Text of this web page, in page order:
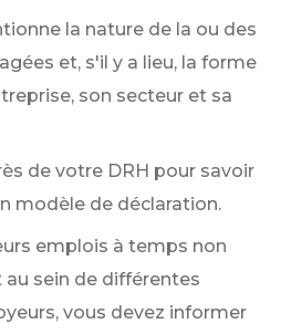
la nature de la ou des
et, s'il y a lieu, la forme
son secteur et sa
de votre DRH pour savoir
modèle de déclaration.
emplois à temps non
sein de différentes
vous devez informer